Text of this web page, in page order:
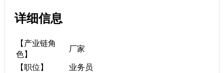
详细信息
【产业链角
色】
厂家
【职位】
业务员